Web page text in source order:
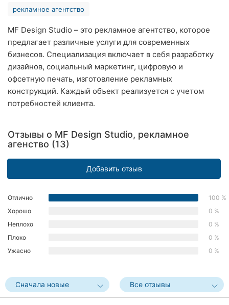
Запорожье
Днепр
Львов
Кривой
Николаев
Черкассы
Черновцы
Ивано-
рекламное агентство
MF Design Studio – это рекламное агентство, которое
предлагает различные услуги для современных
бизнесов. Специализация включает в себя разработку
дизайнов, социальный маркетинг, цифровую и
офсетную печать, изготовление рекламных
конструкций. Каждый объект реализуется с учетом
потребностей клиента.
Отзывы о MF Design Studio, рекламное
агенство (13)
Добавить отзыв
Отлично
100 %
Хорошо
0 %
Неплохо
0 %
Плохо
0 %
Ужасно
0 %
Сначала новые Все отзывы